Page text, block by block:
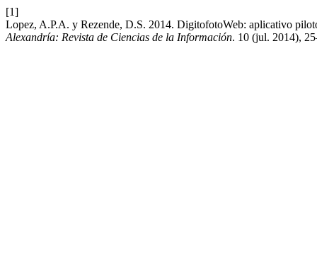
[1]
Lopez, A.P.A. y Rezende, D.S. 2014. DigitofotoWeb: aplicativo
Alexandría: Revista de Ciencias de la Información. 10 (jul. 2014),